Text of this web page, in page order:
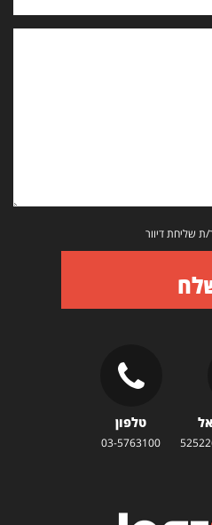
שליחת דיוור
טלפון
03-5763100